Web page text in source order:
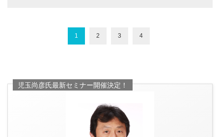
1 2 3 4
児玉尚彦氏最新セミナー開催決定！